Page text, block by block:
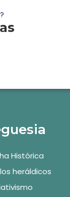
Histórica
heráldicos